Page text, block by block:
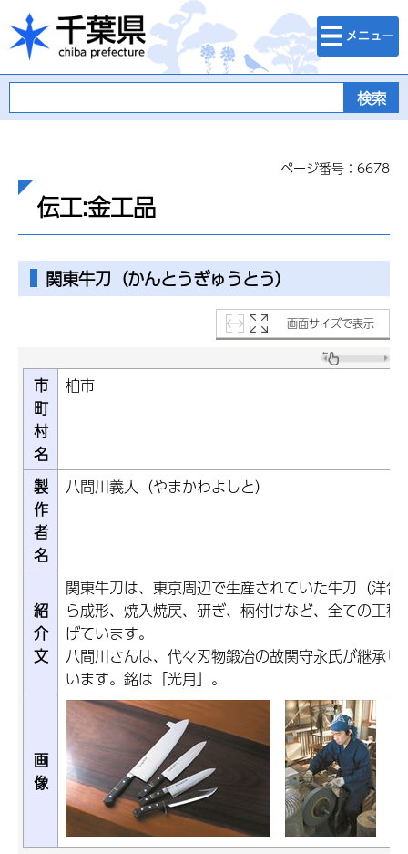
千葉県
検索・メニュ
ー
ページ番号：6678
伝工:金工品
関東牛刀（かんとうぎゅうとう）
画面サイズで表示
市
町
村
名
柏市
製
作
者
名
八間川義人（やまかわよしと）
紹
介
文
関東牛刀は、東京周辺で生産されていた牛刀（洋
ら成形、焼入焼戻、研ぎ、柄付けなど、全ての工
げています。
八間川さんは、代々刃物鍛冶の故関守永氏が継承
います。銘は「光月」。
画
像